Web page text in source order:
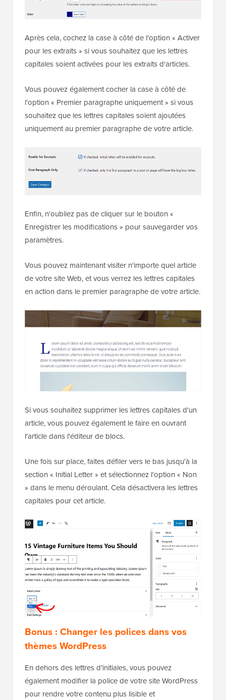
Après cela, cochez la case à côté de l'option « Activer
pour les extraits » si vous souhaitez que les lettres
capitales soient activées pour les extraits d'articles.
Vous pouvez également cocher la case à côté de
l'option « Premier paragraphe uniquement » si vous
souhaitez que les lettres capitales soient ajoutées
uniquement au premier paragraphe de votre article.
Enfin, n'oubliez pas de cliquer sur le bouton «
Enregistrer les modifications » pour sauvegarder vos
paramètres.
Vous pouvez maintenant visiter n'importe quel article
de votre site Web, et vous verrez les lettres capitales
en action dans le premier paragraphe de votre article.
Si vous souhaitez supprimer les lettres capitales d'un
article, vous pouvez également le faire en ouvrant
l'article dans l'éditeur de blocs.
Une fois sur place, faites défiler vers le bas jusqu'à la
section « Initial Letter » et sélectionnez l'option « Non
» dans le menu déroulant. Cela désactivera les lettres
capitales pour cet article.
Bonus : Changer les polices dans vos
thèmes WordPress
En dehors des lettres d'initiales, vous pouvez
également modifier la police de votre site WordPress
pour rendre votre contenu plus lisible et